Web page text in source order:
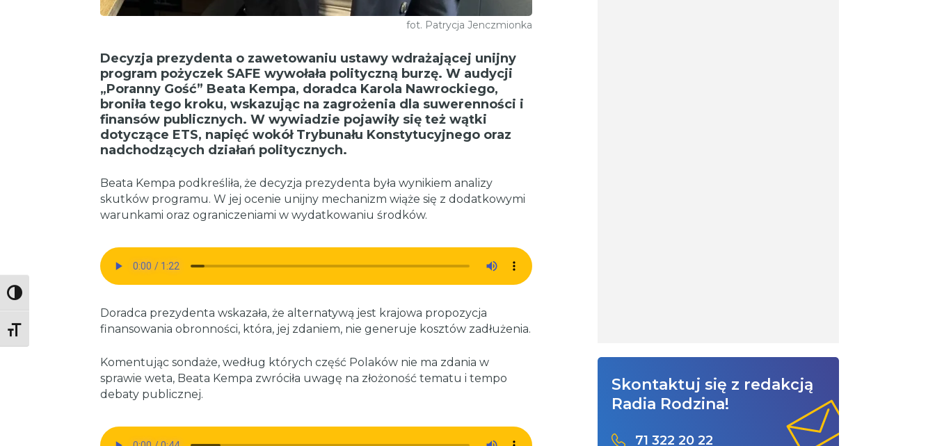
Toggle High Contrast
Toggle Font size
fot. Patrycja Jenczmionka
Decyzja prezydenta o zawetowaniu ustawy wdrażającej unijny
program pożyczek SAFE wywołała polityczną burzę. W audycji
„Poranny Gość” Beata Kempa, doradca Karola Nawrockiego,
broniła tego kroku, wskazując na zagrożenia dla suwerenności i
finansów publicznych. W wywiadzie pojawiły się też wątki
dotyczące ETS, napięć wokół Trybunału Konstytucyjnego oraz
nadchodzących działań politycznych.
Beata Kempa podkreśliła, że decyzja prezydenta była wynikiem analizy
skutków programu. W jej ocenie unijny mechanizm wiąże się z dodatkowymi
warunkami oraz ograniczeniami w wydatkowaniu środków.
Doradca prezydenta wskazała, że alternatywą jest krajowa propozycja
finansowania obronności, która, jej zdaniem, nie generuje kosztów zadłużenia.
Komentując sondaże, według których część Polaków nie ma zdania w
sprawie weta, Beata Kempa zwróciła uwagę na złożoność tematu i tempo
debaty publicznej.
Skontaktuj się z redakcją
Radia Rodzina!
71 322 20 22